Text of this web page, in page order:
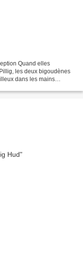
Quand elles
les deux bigoudènes
dans les mains